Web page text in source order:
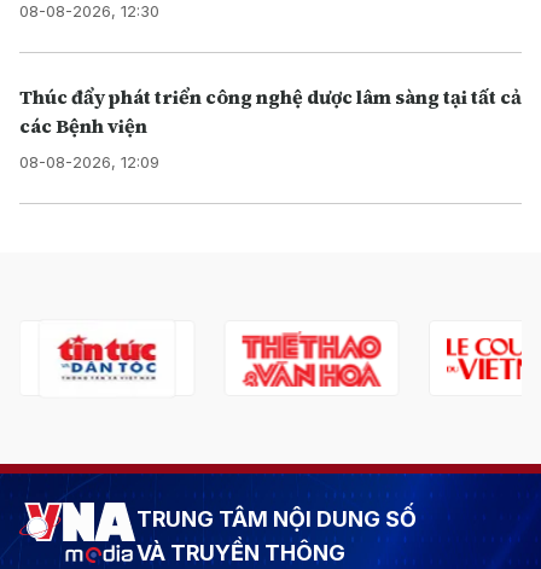
08-08-2026, 12:30
Thúc đẩy phát triển công nghệ dược lâm sàng tại tất cả
các Bệnh viện
08-08-2026, 12:09
TRUNG TÂM NỘI DUNG SỐ
VÀ TRUYỀN THÔNG